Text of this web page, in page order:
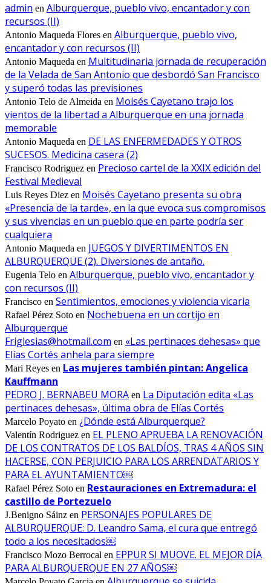
admin en Alburquerque, pueblo vivo, encantador y con
recursos (II)
Antonio Maqueda Flores en Alburquerque, pueblo vivo,
encantador y con recursos (II)
Antonio Maqueda en Multitudinaria jornada de recuperación
de la Velada de San Antonio que desbordó San Francisco
y superó todas las previsiones
Antonio Telo de Almeida en Moisés Cayetano trajo los
vientos de la libertad a Alburquerque en una jornada
memorable
Antonio Maqueda en DE LAS ENFERMEDADES Y OTROS
SUCESOS. Medicina casera (2)
Francisco Rodriguez en Precioso cartel de la XXIX edición del
Festival Medieval
Luis Reyes Diez en Moisés Cayetano presenta su obra
«Presencia de la tarde», en la que evoca sus compromisos
y sus vivencias en un pueblo que en parte podría ser
cualquiera
Antonio Maqueda en JUEGOS Y DIVERTIMENTOS EN
ALBURQUERQUE (2). Diversiones de antaño.
Eugenia Telo en Alburquerque, pueblo vivo, encantador y
con recursos (II)
Francisco en Sentimientos, emociones y violencia vicaria
Rafael Pérez Soto en Nochebuena en un cortijo en
Alburquerque
Friglesias@hotmail.com en «Las pertinaces dehesas» que
Elías Cortés anhela para siempre
Mari Reyes en Las mujeres también pintan: Angelica
Kauffmann
PEDRO J. BERNABEU MORA en La Diputación edita «Las
pertinaces dehesas», última obra de Elías Cortés
Marcelo Poyato en ¿Dónde está Alburquerque?
Valentín Rodriguez en EL PLENO APRUEBA LA RENOVACIÓN
DE LOS CONTRATOS DE LOS BALDÍOS, TRAS 4 AÑOS SIN
HACERSE, CON PERJUICIO PARA LOS ARRENDATARIOS Y
PARA EL AYUNTAMIENTO￼
Rafael Pérez Soto en Restauraciones en Extremadura: el
castillo de Portezuelo
J.Benigno Sáinz en PERSONAJES POPULARES DE
ALBURQUERQUE: D. Leandro Sama, el cura que entregó
todo a los necesitados￼
Francisco Mozo Berrocal en EPPUR SI MUOVE. EL MEJOR DÍA
PARA ALBURQUERQUE EN 27 AÑOS￼